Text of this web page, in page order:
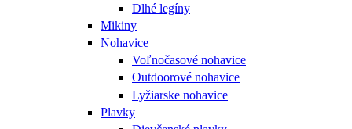
Dlhé legíny
Mikiny
Nohavice
Voľnočasové nohavice
Outdoorové nohavice
Lyžiarske nohavice
Plavky